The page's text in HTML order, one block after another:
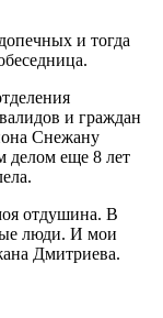
и тогда
и граждан
Снежану
делом еще 8 лет
отдушина. В
люди. И мои
Дмитриева.